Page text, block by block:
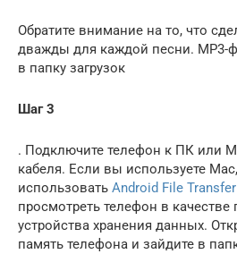
Обратите внимание на то, что
дважды для каждой песни. MP3-
в папку загрузок
Шаг 3
. Подключите телефон к ПК или
кабеля. Если вы используете
использовать Android File Transfer
просмотреть телефон в
устройства хранения данных.
память телефона и зайдите в